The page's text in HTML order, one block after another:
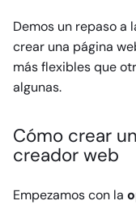
Demos un repaso a
crear una página
más flexibles que
algunas.
Cómo crear
creador web
Empezamos con la